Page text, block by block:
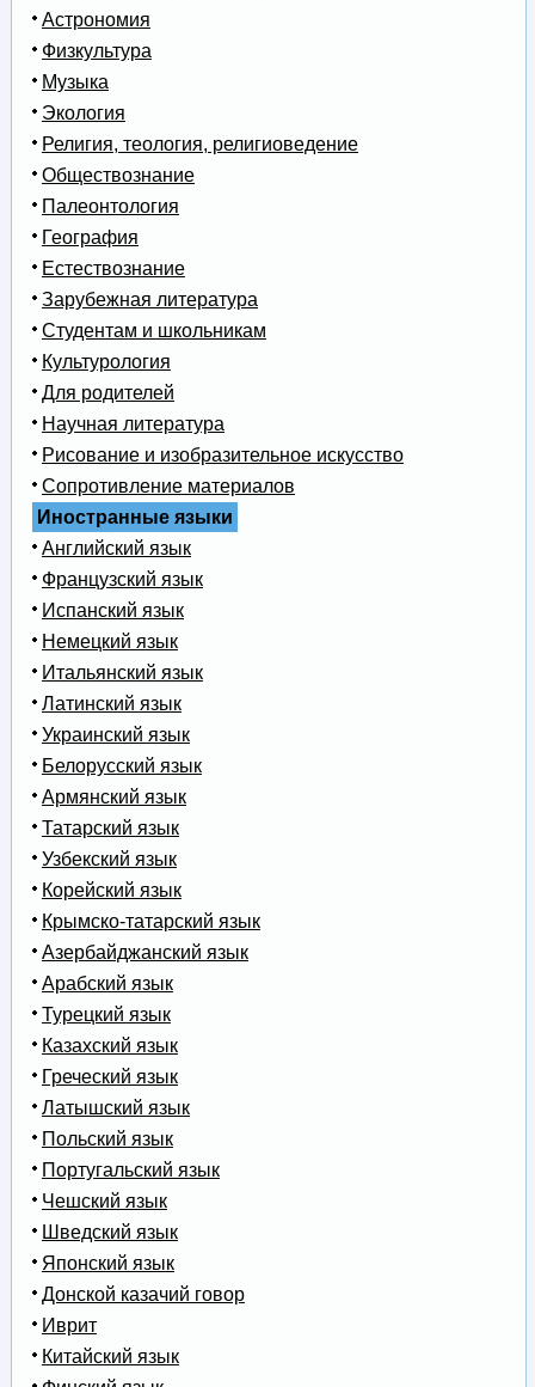
Астрономия
Физкультура
Музыка
Экология
Религия, теология, религиоведение
Обществознание
Палеонтология
География
Естествознание
Зарубежная литература
Студентам и школьникам
Культурология
Для родителей
Научная литература
Рисование и изобразительное искусство
Сопротивление материалов
Иностранные языки
Английский язык
Французский язык
Испанский язык
Немецкий язык
Итальянский язык
Латинский язык
Украинский язык
Белорусский язык
Армянский язык
Татарский язык
Узбекский язык
Корейский язык
Крымско-татарский язык
Азербайджанский язык
Арабский язык
Турецкий язык
Казахский язык
Греческий язык
Латышский язык
Польский язык
Португальский язык
Чешский язык
Шведский язык
Японский язык
Донской казачий говор
Иврит
Китайский язык